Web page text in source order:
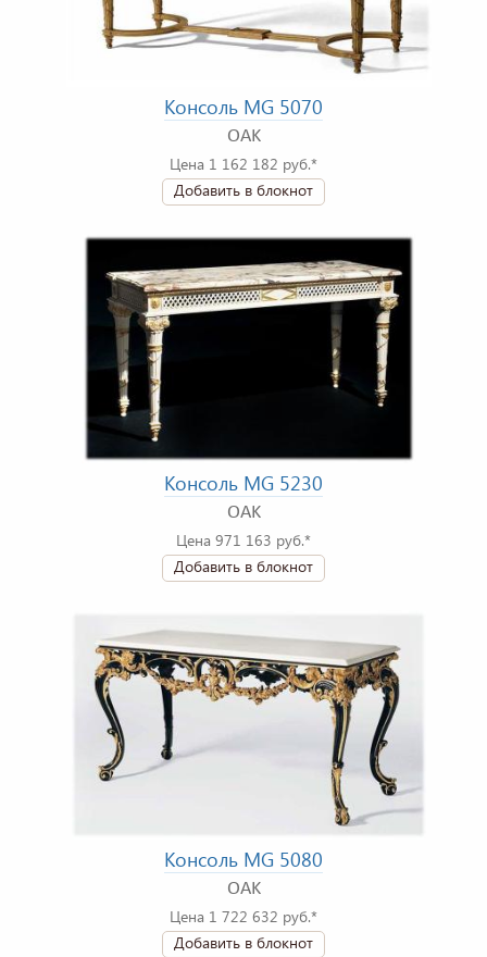
Консоль MG 5070
OAK
Цена 1 162 182 руб.*
Добавить в блокнот
Консоль MG 5230
OAK
Цена 971 163 руб.*
Добавить в блокнот
Консоль MG 5080
OAK
Цена 1 722 632 руб.*
Добавить в блокнот